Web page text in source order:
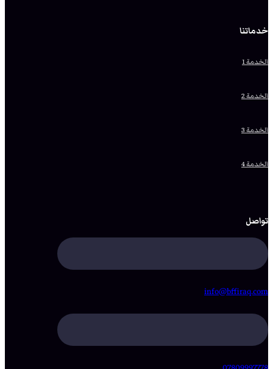
خدماتنا
الخدمة 1
الخدمة 2
الخدمة 3
الخدمة 4
تواصل
info@bffiraq.com